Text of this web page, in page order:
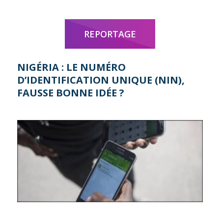
REPORTAGE
NIGÉRIA : LE NUMÉRO
D’IDENTIFICATION UNIQUE (NIN),
FAUSSE BONNE IDÉE ?